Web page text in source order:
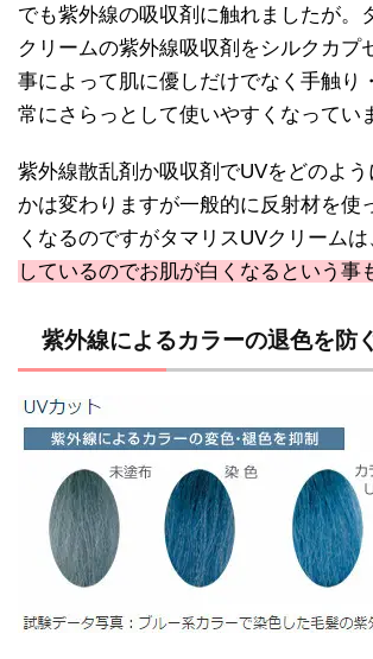
でも紫外線の吸収剤に触れましたが。
クリームの紫外線吸収剤をシルクカプ
事によって肌に優しだけでなく手触り
常にさらっとして使いやすくなってい
紫外線散乱剤か吸収剤でUVをどのよ
かは変わりますが一般的に反射材を使
くなるのですがタマリスUVクリームは
しているのでお肌が白くなるという事
紫外線によるカラーの退色を防